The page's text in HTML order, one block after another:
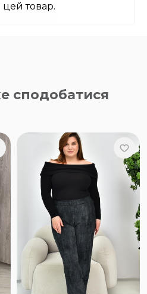
цей товар.
сподобатися